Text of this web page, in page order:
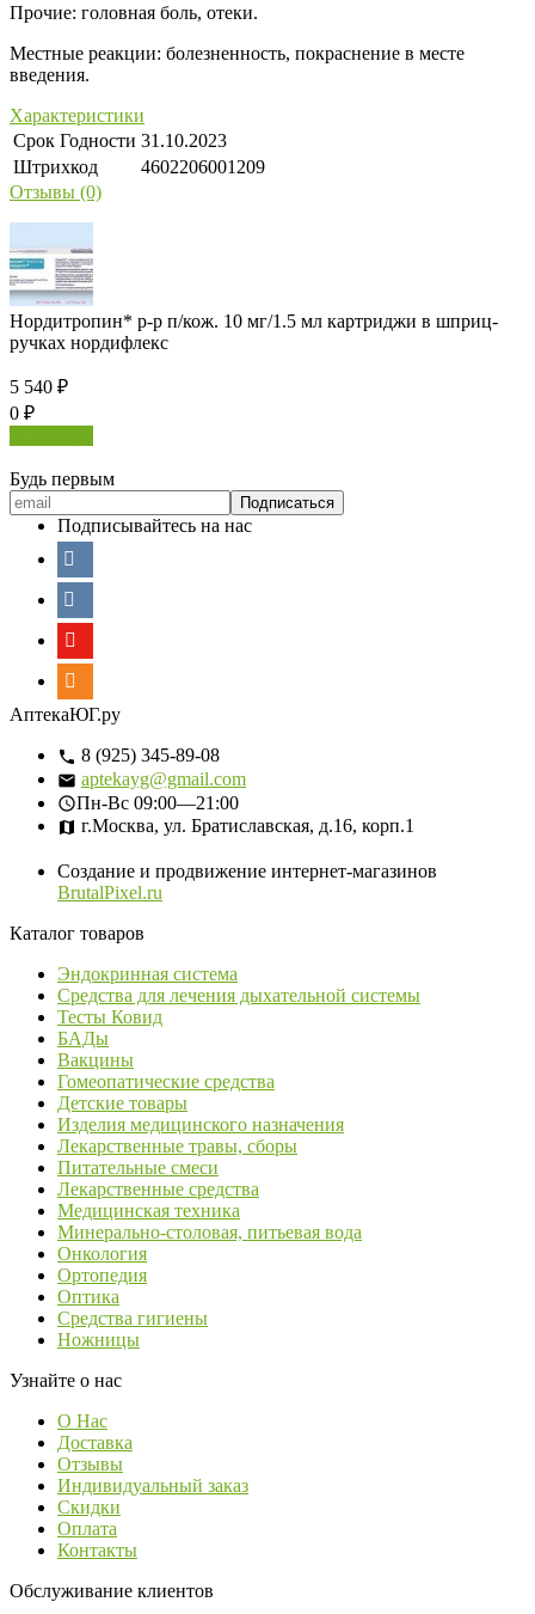
Прочие: головная боль, отеки.
Местные реакции: болезненность, покраснение в месте
введения.
Характеристики
Срок Годности 31.10.2023
Штрихкод
4602206001209
Отзывы (0)
Нордитропин* р-р п/кож. 10 мг/1.5 мл картриджи в шприц-
ручках нордифлекс
5 540 ₽
0 ₽
Будь первым
Подписывайтесь на нас
АптекаЮГ.ру
8 (925) 345-89-08
aptekayg@gmail.com
Пн-Вс 09:00—21:00
г.Москва, ул. Братиславская, д.16, корп.1
Создание и продвижение интернет-магазинов
BrutalPixel.ru
Каталог товаров
Эндокринная система
Средства для лечения дыхательной системы
Тесты Ковид
БАДы
Вакцины
Гомеопатические средства
Детские товары
Изделия медицинского назначения
Лекарственные травы, сборы
Питательные смеси
Лекарственные средства
Медицинская техника
Минерально-столовая, питьевая вода
Онкология
Ортопедия
Оптика
Средства гигиены
Ножницы
Узнайте о нас
О Нас
Доставка
Отзывы
Индивидуальный заказ
Скидки
Оплата
Контакты
Обслуживание клиентов